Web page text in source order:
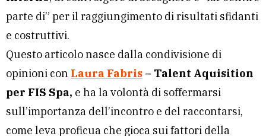
parte di” per il raggiungimento di risultati sfidanti
e costruttivi.
Questo articolo nasce dalla condivisione di
opinioni con Laura Fabris – Talent Aquisition
per FIS Spa, e ha la volontà di soffermarsi
sull’importanza dell’incontro e del raccontarsi,
come leva proficua che gioca sui fattori della